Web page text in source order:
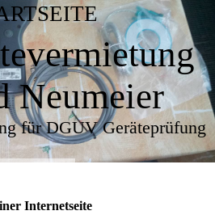
Neumeier
für DGUV Geräteprüfung
Internetseite